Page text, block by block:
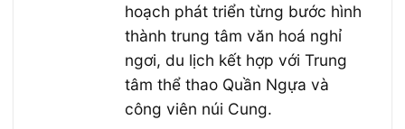
hoạch phát triển từng bước hình
thành trung tâm văn hoá nghỉ
ngơi, du lịch kết hợp với Trung
tâm thể thao Quần Ngựa và
công viên núi Cung.